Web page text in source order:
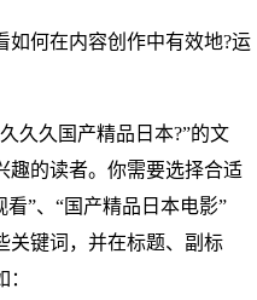
如何在内容创作中有效地?运
久久国产精品日本?”的文
趣的读者。你需要选择合适
”、“国产精品日本电影”
关键词，并在标题、副标